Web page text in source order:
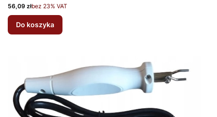
Cena netto
56,09 złbez 23% VAT
Do koszyka